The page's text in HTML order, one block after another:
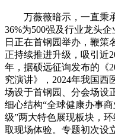
万薇薇暗示，一直秉承
36%为500强及行业龙头
日正在首钢园举办，鞭策
正持续推进升级，吸引近
年，据硕远征询发布的《
究演讲》，2024年我国西
场设于首钢园、分会场设
细心结构“全球健康办事
级”两大特色展现板块，
取现场体验。专题初次设